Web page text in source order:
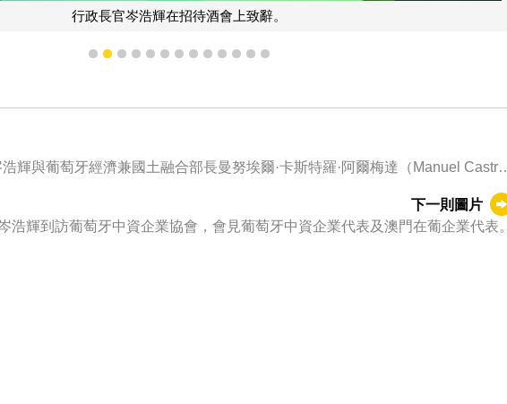
行政長官岑浩輝在招待酒會上致辭。
1 2 3 4 5 6 7 8 9 10111213
輝與葡萄牙經濟兼國土融合部長曼努埃爾·卡斯特羅·阿爾梅達（Manuel Castro
下一則圖片
浩輝到訪葡萄牙中資企業協會，會見葡萄牙中資企業代表及澳門在葡企業代表。